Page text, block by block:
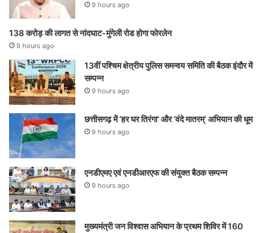
9 hours ago
138 करोड़ की लागत से नांदघाट-मुंगेली रोड होगा फोरलेन
9 hours ago
13वीं पश्चिम क्षेत्रीय पुलिस समन्वय समिति की बैठक इंदौर में
सम्पन्न
9 hours ago
छत्तीसगढ़ में ‘हर घर तिरंगा’ और ‘वंदे मातरम्’ अभियान की धूम
9 hours ago
एनडीएमए एवं एनडीआरएफ की संयुक्त बैठक सम्पन्न
9 hours ago
मुख्यमंत्री जन विश्वास अभियान के प्रथम शिविर में 160